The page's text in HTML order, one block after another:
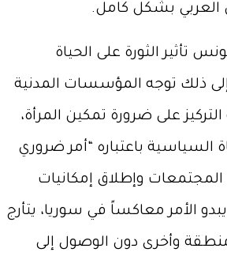
بشكل كامل.
تأثير الثورة على الحياة
ذلك توجه المؤسسات المدنية
على ضرورة تمكين المرأة،
السياسية باعتباره “أمر ضروري
وإطلاق إمكانيات
الأمر معاكساً في سوريا، يتأرج
منطقة وأخرى دون الوصول إلى